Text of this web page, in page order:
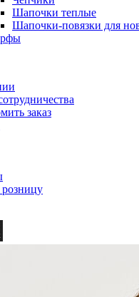
Шапочки теплые
Шапочки-повязки для
заказ